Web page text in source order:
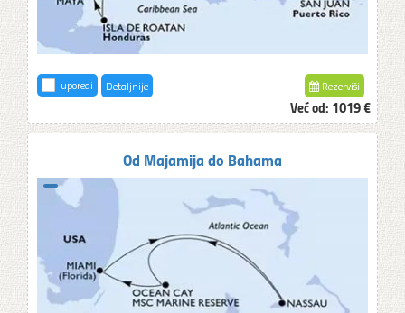
uporedi Detaljnije Rezerviši
Već od: 1019 €
Od Majamija do Bahama